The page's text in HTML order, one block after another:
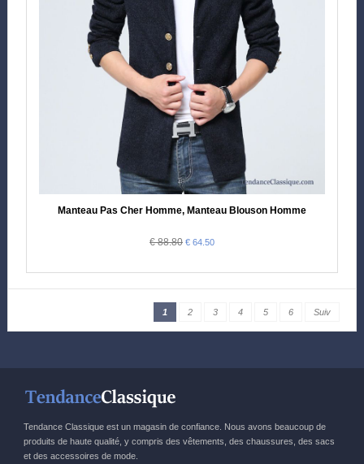
Manteau Pas Cher Homme, Manteau Blouson Homme
€ 88.80 € 64.50
1 2 3 4 5 6 Suiv
Tendance Classique est un magasin de confiance. Nous avons beaucoup de
produits de haute qualité, y compris des vêtements, des chaussures, des sacs
et des accessoires de mode.